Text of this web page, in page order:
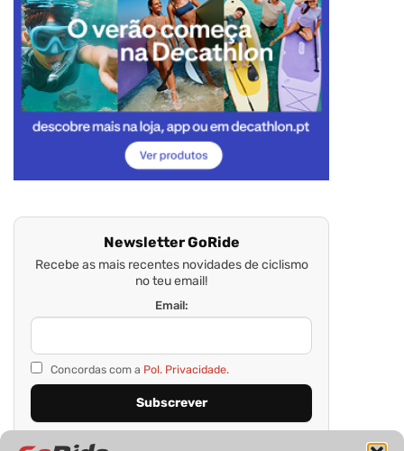
Newsletter GoRide
Recebe as mais recentes novidades de ciclismo
no teu email!
Email:
Concordas com a Pol. Privacidade.